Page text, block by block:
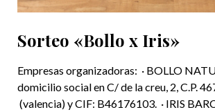
Sorteo «Bollo x Iris»
Empresas organizadoras: · BOLLO
domicilio social en C/ de la creu, 2, C.P.
(valencia) y CIF: B46176103. · IRIS